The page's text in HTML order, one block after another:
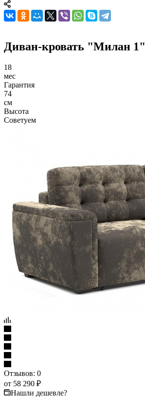
Диван-кровать "Милан 1"
18
мес
Гарантия
74
см
Высота
Советуем
Отзывов: 0
от 58 290 ₽
Нашли дешевле?